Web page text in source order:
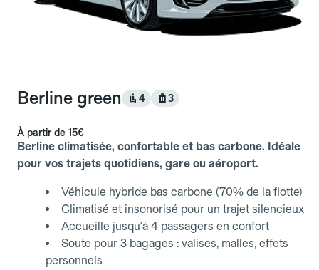
Berline green 4 3
À partir de 15€
Berline climatisée, confortable et bas carbone. Idéale
pour vos trajets quotidiens, gare ou aéroport.
Véhicule hybride bas carbone (70% de la flotte)
Climatisé et insonorisé pour un trajet silencieux
Accueille jusqu'à 4 passagers en confort
Soute pour 3 bagages : valises, malles, effets
personnels